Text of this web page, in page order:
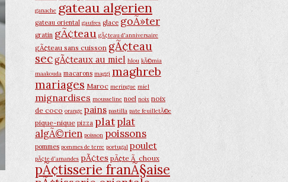
ganache gateau algerien
gateau oriental gaufres glace goÃ»ter
gratin gÃ¢teau gÃ¢teau d'anniversaire
gÃ¢teau sans cuisson gÃ¢teau
secgÃ¢teaux au miel hlou kÃ©mia
maakouda macarons maggi maghreb
mariages Maroc meringue miel
mignardises mousseline noel noix noix
de coco orange pains pastilla pate feuilletÃ©e
pique-nique pizza plat plat
algÃ©rien poisson poissons
pommes pommes de terre portugal poulet
pÃ¢te d'amandes pÃ¢tes pÃ¢te Ã choux
pÃ¢tisserie franÃ§aise